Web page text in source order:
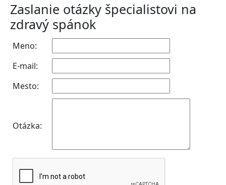
Zaslanie otázky špecialistovi na
zdravý spánok
Meno:
E-mail:
Mesto:
Otázka: